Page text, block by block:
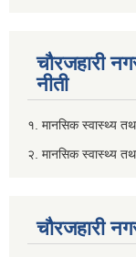
चौरजहारी
नीती
१. मानसिक स्वास्थ्य
२. मानसिक स्वास्थ्य
चौरजहारी